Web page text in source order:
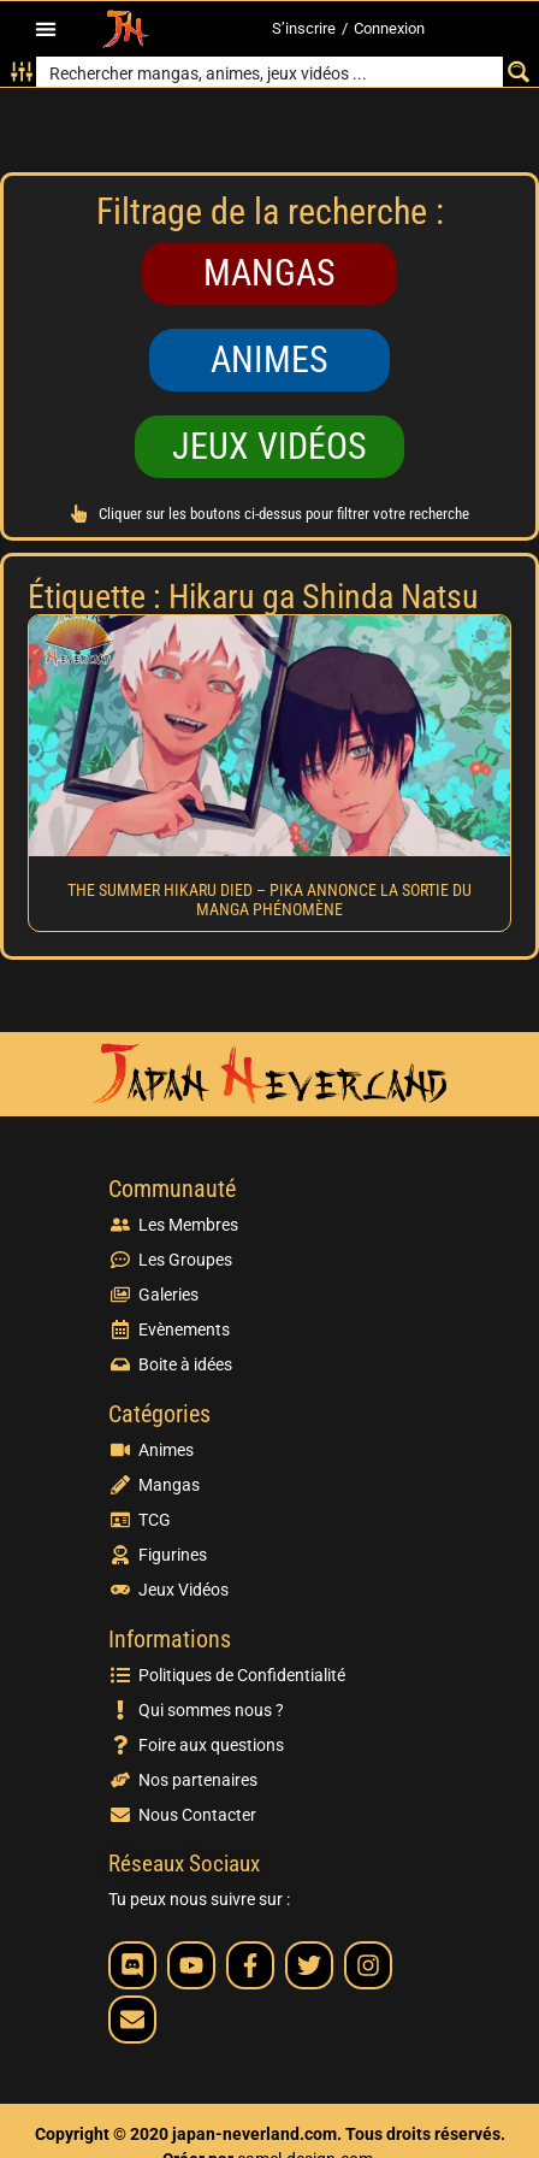
S’inscrire / Connexion
Filtrage de la recherche :
MANGAS
ANIMES
JEUX VIDÉOS
Cliquer sur les boutons ci-dessus pour filtrer votre recherche
Étiquette : Hikaru ga Shinda Natsu
THE SUMMER HIKARU DIED – PIKA ANNONCE LA SORTIE DU
MANGA PHÉNOMÈNE
Communauté
Les Membres
Les Groupes
Galeries
Evènements
Boite à idées
Catégories
Animes
Mangas
TCG
Figurines
Jeux Vidéos
Informations
Politiques de Confidentialité
Qui sommes nous ?
Foire aux questions
Nos partenaires
Nous Contacter
Réseaux Sociaux
Tu peux nous suivre sur :
Copyright © 2020 japan-neverland.com. Tous droits réservés.